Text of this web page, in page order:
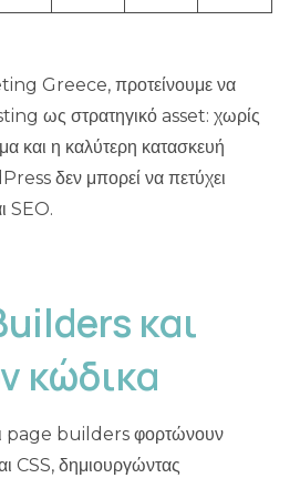
Greece, προτείνουμε να
ως στρατηγικό asset: χωρίς
και η καλύτερη κατασκευή
δεν μπορεί να πετύχει
SEO.
και
κώδικα
page builders φορτώνουν
CSS, δημιουργώντας